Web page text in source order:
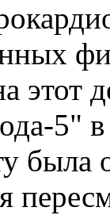
этот
5"
была